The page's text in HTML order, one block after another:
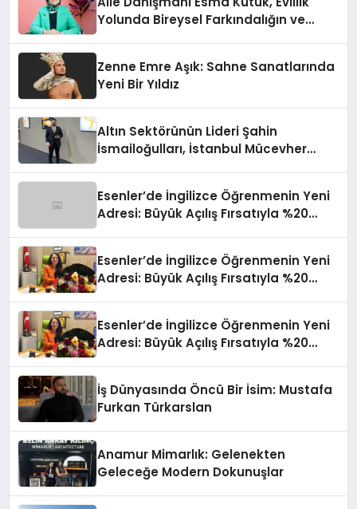
Yolunda Bireysel Farkındalığın ve
Zenne Emre Aşık: Sahne Sanatlarında
Yeni Bir Yıldız
Altın Sektörünün Lideri Şahin
İsmailoğulları, İstanbul Mücevher
Esenler’de İngilizce Öğrenmenin Yeni
Adresi: Büyük Açılış Fırsatıyla %20
Esenler’de İngilizce Öğrenmenin Yeni
Adresi: Büyük Açılış Fırsatıyla %20
Esenler’de İngilizce Öğrenmenin Yeni
Adresi: Büyük Açılış Fırsatıyla %20
İş Dünyasında Öncü Bir İsim: Mustafa
Furkan Türkarslan
Anamur Mimarlık: Gelenekten
Geleceğe Modern Dokunuşlar